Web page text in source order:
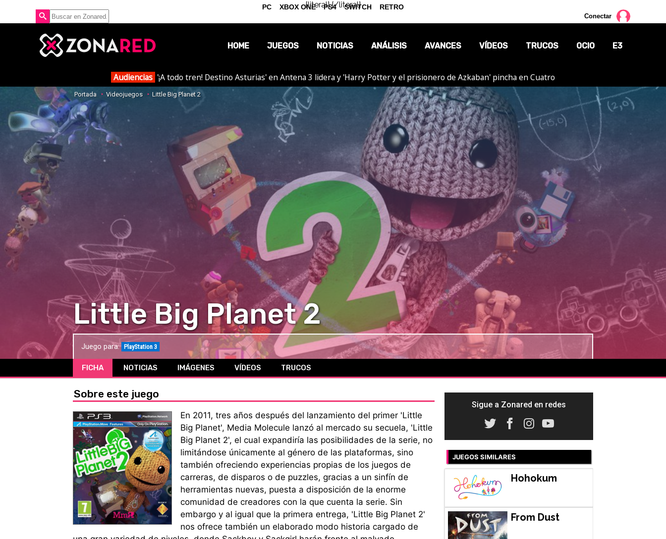
{literal}{/literal}
Conectar
HOME JUEGOS NOTICIAS
OPINIÓN
REPORTAJES
ANÁLISIS AVANCES VÍDEOS TRUCOS OCIO
TV
CÓMICS
MANGA
E3
Audiencias '¡A todo tren! Destino Asturias' en Antena 3 lidera y 'Harry Potter y el prisionero de Azkaban' pincha en Cuatro
Portada Videojuegos Little Big Planet 2
Little Big Planet 2
Juego para: PlayStation 3
FICHA NOTICIAS IMÁGENES VÍDEOS TRUCOS
Sobre este juego
En 2011, tres años después del lanzamiento del primer 'Little
Big Planet', Media Molecule lanzó al mercado su secuela, 'Little
Big Planet 2', el cual expandiría las posibilidades de la serie, no
limitándose únicamente al género de las plataformas, sino
también ofreciendo experiencias propias de los juegos de
carreras, de disparos o de puzzles, gracias a un sinfín de
herramientas nuevas, puesta a disposición de la enorme
comunidad de creadores con la que cuenta la serie. Sin
embargo y al igual que la primera entrega, 'Little Big Planet 2'
nos ofrece también un elaborado modo historia cargado de
Sigue a Zonared en redes
JUEGOS SIMILARES
Hohokum
From Dust
PC XBOX ONE PS4 SWITCH RETRO